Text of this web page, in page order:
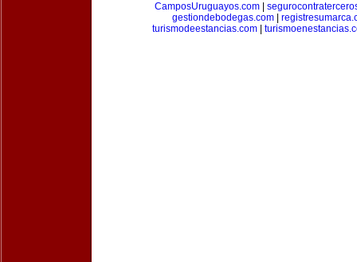
CamposUruguayos.com|
gestiondebodegas.com|
turismodeestancias.com